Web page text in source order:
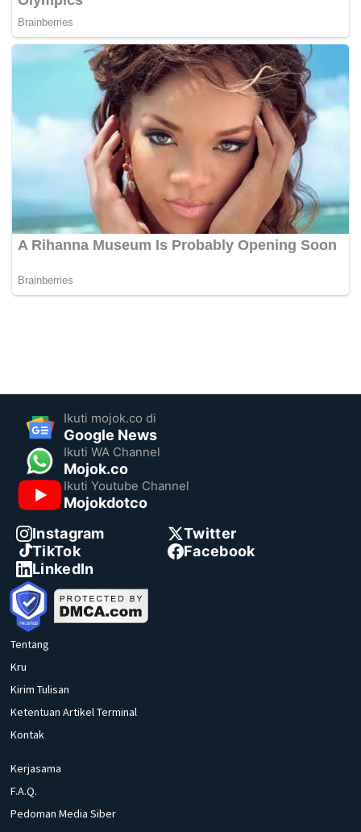
Ikuti mojok.co di
Google News
Ikuti WA Channel
Mojok.co
Ikuti Youtube Channel
Mojokdotco
Instagram
Twitter
TikTok
Facebook
LinkedIn
Tentang
Kru
Kirim Tulisan
Ketentuan Artikel Terminal
Kontak
Kerjasama
F.A.Q.
Pedoman Media Siber